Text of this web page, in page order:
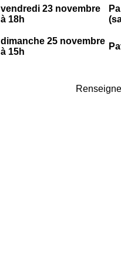
vendredi 23 novembre
à 18h
dimanche 25 novembre
à 15h